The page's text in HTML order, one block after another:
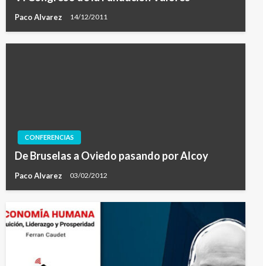
Paco Alvarez 14/12/2011
CONFERENCIAS
De Bruselas a Oviedo pasando por Alcoy
Paco Alvarez 03/02/2012